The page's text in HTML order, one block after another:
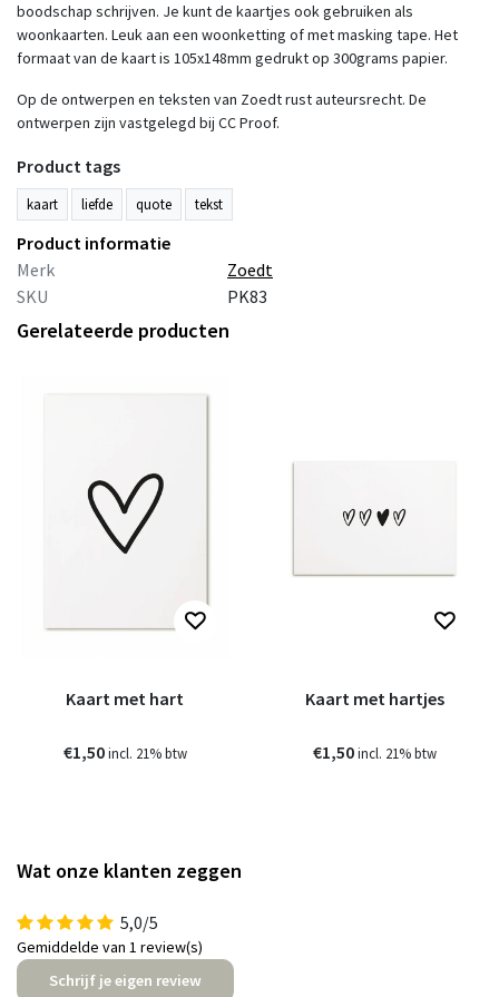
boodschap schrijven. Je kunt de kaartjes ook gebruiken als
woonkaarten. Leuk aan een woonketting of met masking tape. Het
formaat van de kaart is 105x148mm gedrukt op 300grams papier.
Op de ontwerpen en teksten van Zoedt rust auteursrecht. De
ontwerpen zijn vastgelegd bij CC Proof.
Product tags
kaart liefde quote tekst
Product informatie
Merk
Zoedt
SKU
PK83
Gerelateerde producten
Kaart met hart
€1,50 incl. 21% btw
Kaart met hartjes
€1,50 incl. 21% btw
Wat onze klanten zeggen
5,0/5
Gemiddelde van 1 review(s)
Schrijf je eigen review